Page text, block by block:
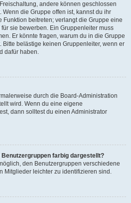
andere können geschlossen
die Gruppe offen ist, kannst du ihr
beitreten; verlangt die Gruppe eine
sie bewerben. Ein Gruppenleiter muss
Er könnte fragen, warum du in die Gruppe
belästige keinen Gruppenleiter, wenn er
dafür haben.
durch die Board-Administration
wird. Wenn du eine eigene
dann solltest du einen Administrator
farbig dargestellt?
den Benutzergruppen verschiedene
Mitglieder leichter zu identifizieren sind.